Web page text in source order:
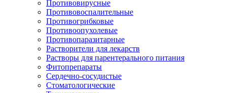
Противовирусные
Противовоспалительные
Противогрибковые
Противоопухолевые
Противопаразитарные
Растворители для лекарств
Растворы для парентерального питания
Фитопрепараты
Сердечно-сосудистые
Стоматологические